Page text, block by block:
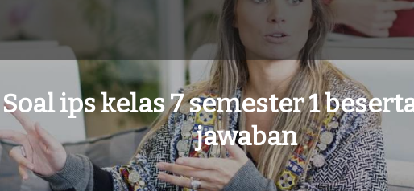
Soal ips kelas 7 semester 1
jawaban